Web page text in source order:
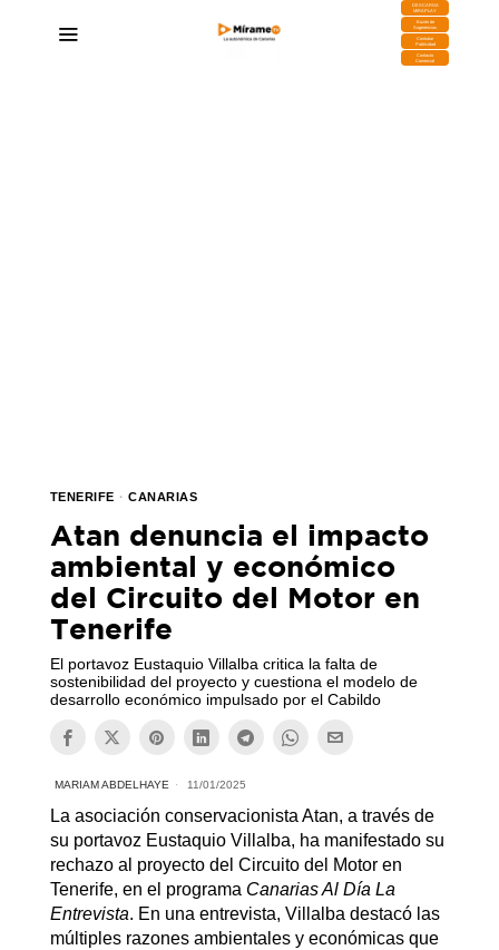
DESCARGA
MIRAPLAY
Buzón de
Sugerencias
Contratar
Publicidad
Contacto
Comercial
TENERIFE · CANARIAS
Atan denuncia el impacto
ambiental y económico
del Circuito del Motor en
Tenerife
El portavoz Eustaquio Villalba critica la falta de
sostenibilidad del proyecto y cuestiona el modelo de
desarrollo económico impulsado por el Cabildo
MARIAM ABDELHAYE 11/01/2025
La asociación conservacionista Atan, a través de
su portavoz Eustaquio Villalba, ha manifestado su
rechazo al proyecto del Circuito del Motor en
Tenerife, en el programa Canarias Al Día La
Entrevista. En una entrevista, Villalba destacó las
múltiples razones ambientales y económicas que